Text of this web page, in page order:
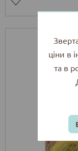
ціни в
та в